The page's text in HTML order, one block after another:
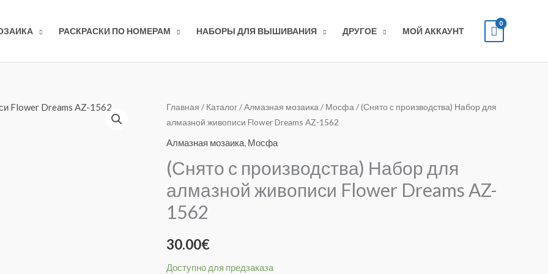
РАСКРАСКИ ПО НОМЕРАМ НАБОРЫ ДЛЯ ВЫШИВАНИЯ ДРУГОЕ МОЙ АККАУНТ
Главная / Каталог/Алмазная мозаика / Мосфа / (Снято с производства) Набор для
алмазной живописи Flower Dreams AZ-1562
Алмазная мозаика, Мосфа
(Снято с производства) Набор для
алмазной живописи Flower Dreams AZ-
1562
30.00€
Доступно для предзаказа
Количество
товара
(Снято
производства)
Набор
для
алмазной
живописи
Dreams